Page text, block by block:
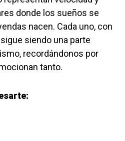
donde los sueños se
nacen. Cada uno, con
siendo una parte
recordándonos por
tanto.